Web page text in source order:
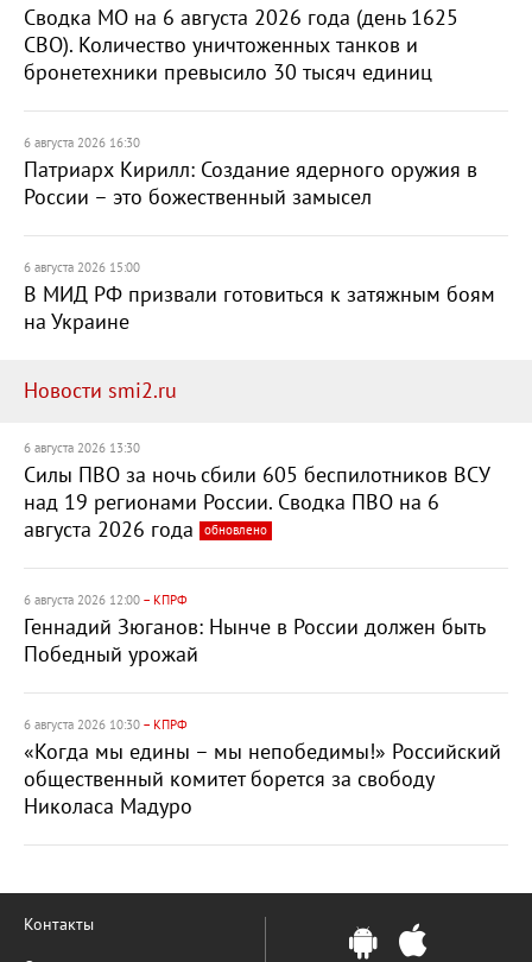
Сводка МО на 6 августа 2026 года (день 1625
СВО). Количество уничтоженных танков и
бронетехники превысило 30 тысяч единиц
6 августа 2026 16:30
Патриарх Кирилл: Создание ядерного оружия в
России – это божественный замысел
6 августа 2026 15:00
В МИД РФ призвали готовиться к затяжным боям
на Украине
Новости smi2.ru
6 августа 2026 13:30
Силы ПВО за ночь сбили 605 беспилотников ВСУ
над 19 регионами России. Сводка ПВО на 6
августа 2026 года
обновлено
6 августа 2026 12:00 – КПРФ
Геннадий Зюганов: Нынче в России должен быть
Победный урожай
6 августа 2026 10:30 – КПРФ
«Когда мы едины – мы непобедимы!» Российский
общественный комитет борется за свободу
Николаса Мадуро
Контакты